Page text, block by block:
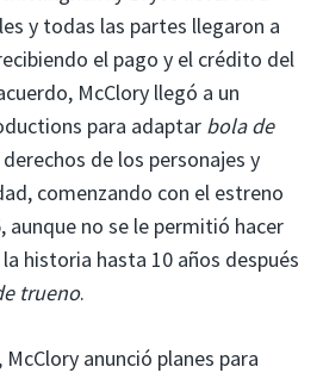
y todas las partes llegaron a
el pago y el crédito del
McClory llegó a un
para adaptar bola de
de los personajes y
comenzando con el estreno
aunque no se le permitió hacer
historia hasta 10 años después
trueno.
anunció planes para